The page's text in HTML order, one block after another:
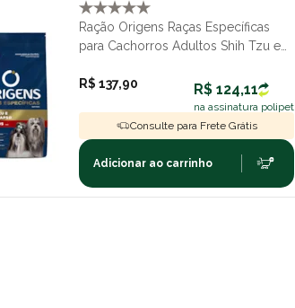
Ração Origens Raças Específicas
para Cachorros Adultos Shih Tzu e
R$ 137,90
R$ 124,11
na assinatura polipet
Consulte para Frete Grátis
Adicionar ao carrinho